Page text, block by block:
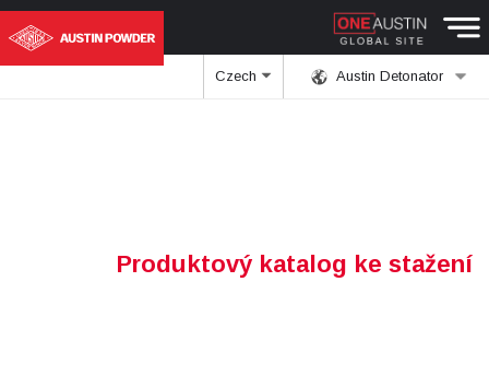
Austin Detonator
Czech
Produktový katalog ke stažení